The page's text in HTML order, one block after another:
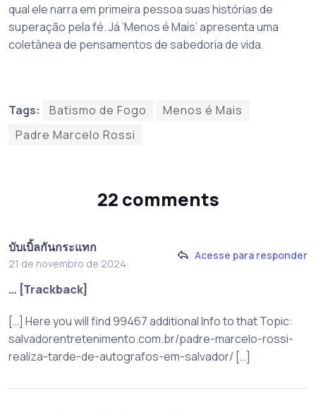
qual ele narra em primeira pessoa suas histórias de
superação pela fé. Já ‘Menos é Mais’ apresenta uma
coletânea de pensamentos de sabedoria de vida.
Tags: Batismo de Fogo
Menos é Mais
Padre Marcelo Rossi
22 comments
บับเบิ้ลกันกระแทก
21 de novembro de 2024
Acesse para responder
… [Trackback]
[…] Here you will find 99467 additional Info to that Topic:
salvadorentretenimento.com.br/padre-marcelo-rossi-
realiza-tarde-de-autografos-em-salvador/ […]